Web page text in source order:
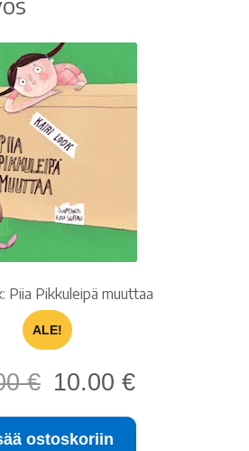
Piia Pikkuleipä muuttaa
ALE!
€
Alkuperäinen
hinta
oli:
15.00 €.
10.00 €Nykyinen
on:
ostoskoriin